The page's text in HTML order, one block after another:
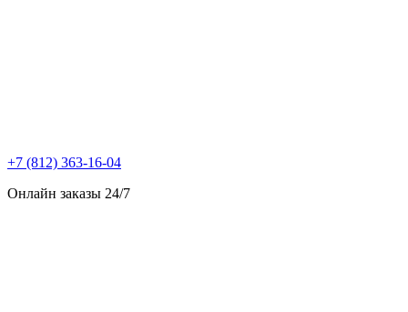
+7 (812) 363-16-04
Онлайн заказы 24/7